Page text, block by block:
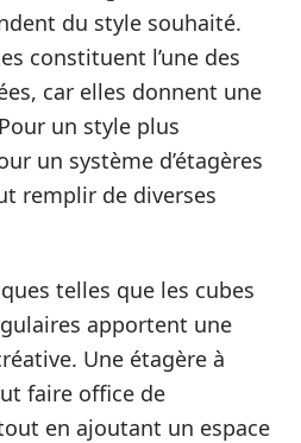
du style souhaité.
constituent l’une des
car elles donnent une
un style plus
un système d’étagères
remplir de diverses
telles que les cubes
apportent une
Une étagère à
faire office de
en ajoutant un espace